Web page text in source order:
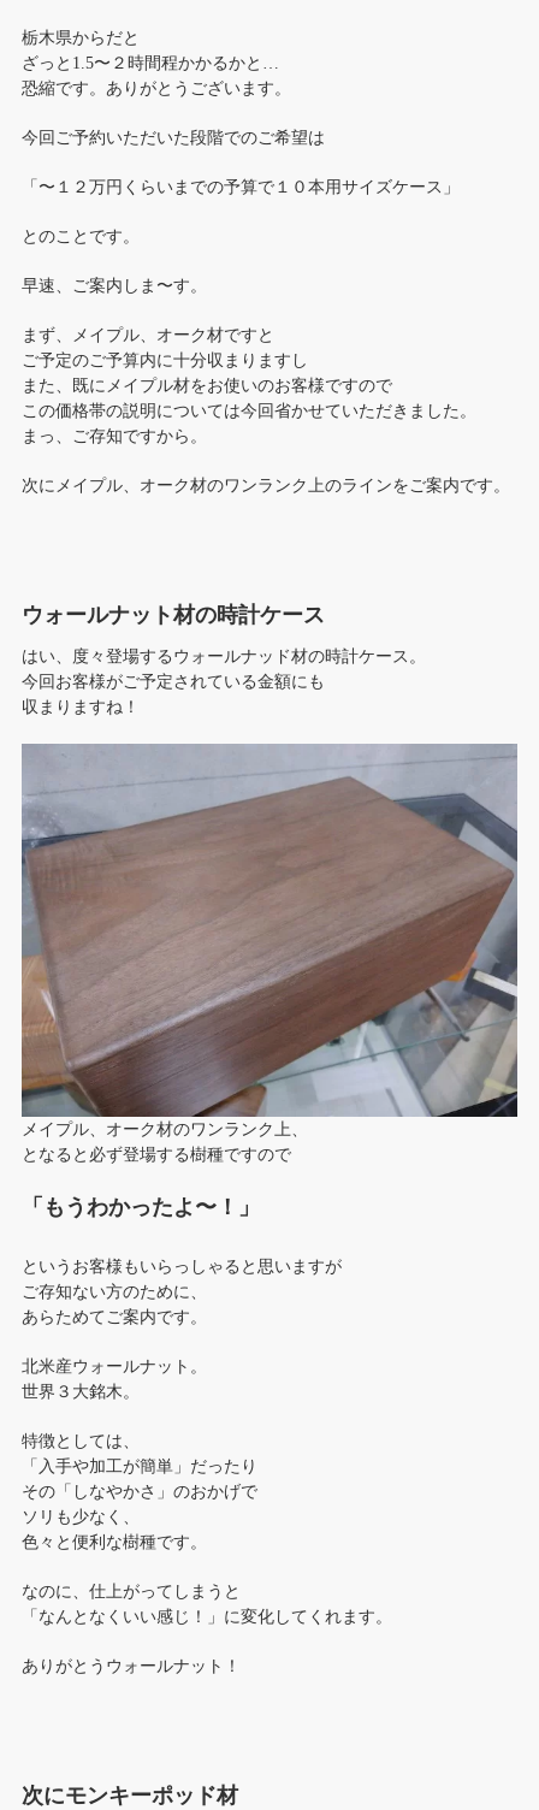
栃木県からだと
ざっと1.5〜２時間程かかるかと…
恐縮です。ありがとうございます。
今回ご予約いただいた段階でのご希望は
「〜１２万円くらいまでの予算で１０本用サイズケース」
とのことです。
早速、ご案内しま〜す。
まず、メイプル、オーク材ですと
ご予定のご予算内に十分収まりますし
また、既にメイプル材をお使いのお客様ですので
この価格帯の説明については今回省かせていただきました。
まっ、ご存知ですから。
次にメイプル、オーク材のワンランク上のラインをご案内です。
ウォールナット材の時計ケース
はい、度々登場するウォールナッド材の時計ケース。
今回お客様がご予定されている金額にも
収まりますね！
メイプル、オーク材のワンランク上、
となると必ず登場する樹種ですので
「もうわかったよ〜！」
というお客様もいらっしゃると思いますが
ご存知ない方のために、
あらためてご案内です。
北米産ウォールナット。
世界３大銘木。
特徴としては、
「入手や加工が簡単」だったり
その「しなやかさ」のおかげで
ソリも少なく、
色々と便利な樹種です。
なのに、仕上がってしまうと
「なんとなくいい感じ！」に変化してくれます。
ありがとうウォールナット！
次にモンキーポッド材